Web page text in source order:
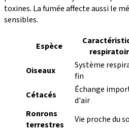
toxines. La fumée affecte aussi le
sensibles.
Espèce
Oiseaux
Système
fin
Cétacés
Échange
d'air
Ronrons
terrestres
Vie proche du